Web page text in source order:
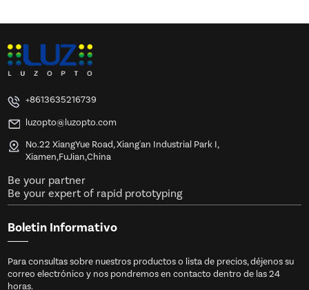
+8613635216739
luzopto@luzopto.com
No.22 XiangYue Road, Xiang'an Industrial Park I,
Xiamen,FuJian,China
Be your partner
Be your expert of rapid prototyping
Boletin Informativo
Para consultas sobre nuestros productos o lista de precios, déjenos su
correo electrónico y nos pondremos en contacto dentro de las 24
horas.